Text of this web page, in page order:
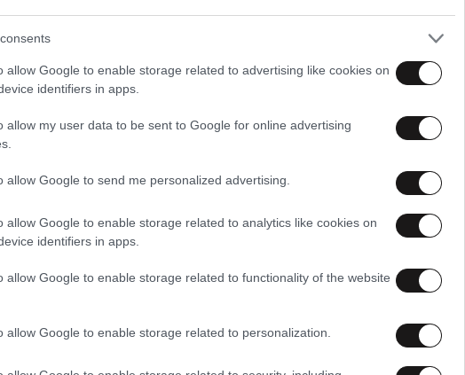
allow Google to enable storage related to advertising like cookies on
identifiers in apps.
allow my user data to be sent to Google for online advertising
allow Google to send me personalized advertising.
allow Google to enable storage related to analytics like cookies on
identifiers in apps.
allow Google to enable storage related to functionality of the website
allow Google to enable storage related to personalization.
με πυρηνικά οπλοστάσια αύξησαν τις
από όλες τις άλλες χώρες μαζί, 69,2
περισσότερο από ό,τι το 2024. Ακολούθησαν
πως ανήλθαν σε 13,5 δισεκ. δολάρια, η
δισεκ.).
οποία είχε απονεμηθεί βραβείο Νόμπελ